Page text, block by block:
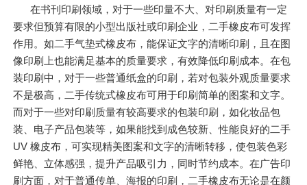
在书刊印刷领域，对于一些印量不大、对印刷质量有一定
要求但预算有限的小型出版社或印刷企业，二手橡皮布可发挥
作用。如二手气垫式橡皮布，能保证文字的清晰印刷，且在图
像印刷上也能满足基本的质量要求，有效降低印刷成本。在包
装印刷中，对于一些普通纸盒的印刷，若对包装外观质量要求
不是极高，二手传统式橡皮布可用于印刷简单的图案和文字。
而对于一些对印刷质量有较高要求的包装印刷，如化妆品包
装、电子产品包装等，如果能找到成色较新、性能良好的二手
UV 橡皮布，可实现精美图案和文字的清晰转移，使包装色彩
鲜艳、立体感强，提升产品吸引力，同时节约成本。在广告印
刷方面，对于普通传单、海报的印刷，二手橡皮布无论是在颜